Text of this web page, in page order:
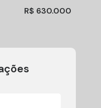
R$ 630.000